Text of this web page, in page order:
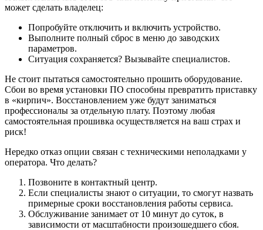
может сделать владелец:
Попробуйте отключить и включить устройство.
Выполните полный сброс в меню до заводских
параметров.
Ситуация сохраняется? Вызывайте специалистов.
Не стоит пытаться самостоятельно прошить оборудование.
Сбои во время установки ПО способны превратить приставку
в «кирпич». Восстановлением уже будут заниматься
профессионалы за отдельную плату. Поэтому любая
самостоятельная прошивка осуществляется на ваш страх и
риск!
Нередко отказ опции связан с техническими неполадками у
оператора. Что делать?
Позвоните в контактный центр.
Если специалисты знают о ситуации, то смогут назвать
примерные сроки восстановления работы сервиса.
Обслуживание занимает от 10 минут до суток, в
зависимости от масштабности произошедшего сбоя.